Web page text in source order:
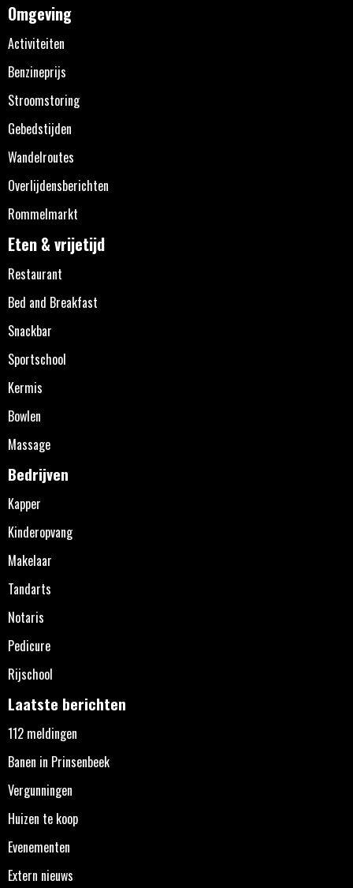
Omgeving
Activiteiten
Benzineprijs
Stroomstoring
Gebedstijden
Wandelroutes
Overlijdensberichten
Rommelmarkt
Eten & vrijetijd
Restaurant
Bed and Breakfast
Snackbar
Sportschool
Kermis
Bowlen
Massage
Bedrijven
Kapper
Kinderopvang
Makelaar
Tandarts
Notaris
Pedicure
Rijschool
Laatste berichten
112 meldingen
Banen in Prinsenbeek
Vergunningen
Huizen te koop
Evenementen
Extern nieuws